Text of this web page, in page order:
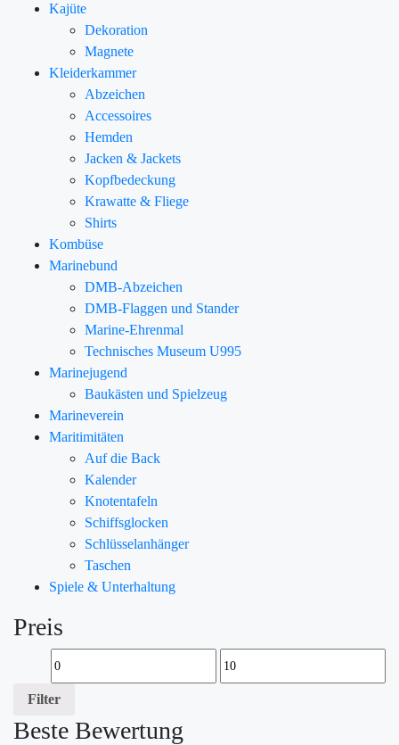
Kajüte
Dekoration
Magnete
Kleiderkammer
Abzeichen
Accessoires
Hemden
Jacken & Jackets
Kopfbedeckung
Krawatte & Fliege
Shirts
Kombüse
Marinebund
DMB-Abzeichen
DMB-Flaggen und Stander
Marine-Ehrenmal
Technisches Museum U995
Marinejugend
Baukästen und Spielzeug
Marineverein
Maritimitäten
Auf die Back
Kalender
Knotentafeln
Schiffsglocken
Schlüsselanhänger
Taschen
Spiele & Unterhaltung
Preis
Filter
Beste Bewertung